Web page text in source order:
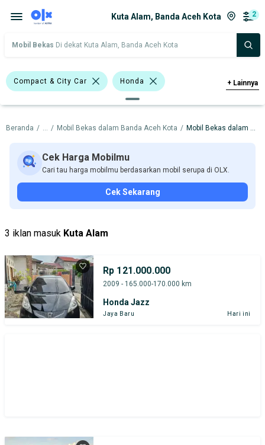
Kuta Alam, Banda Aceh Kota 2
Mobil Bekas Di dekat Kuta Alam, Banda Aceh Kota
Compact & City Car Honda
Harga Merek Dan Model Tahun
Tipe Bodi Tipe Membership
+ Lainnya
Beranda / ... / Mobil Bekas dalam Banda Aceh Kota / Mobil Bekas dalam Kuta Alam
Cek Harga Mobilmu
Cari tau harga mobilmu berdasarkan mobil serupa di OLX.
Cek Sekarang
3 iklan masuk Kuta Alam
Rp 121.000.000
2009 - 165.000-170.000 km
Honda Jazz
Jaya Baru Hari ini